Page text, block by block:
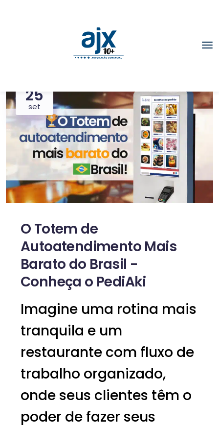
25
set
O Totem de
Autoatendimento Mais
Barato do Brasil -
Conheça o PediAki
Imagine uma rotina mais
tranquila e um
restaurante com fluxo de
trabalho organizado,
onde seus clientes têm o
poder de fazer seus